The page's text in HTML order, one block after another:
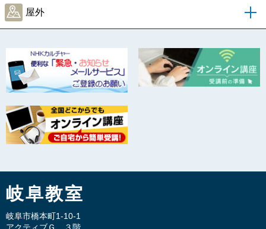
屋外
岐阜教室
岐阜市橋本町1-10-1